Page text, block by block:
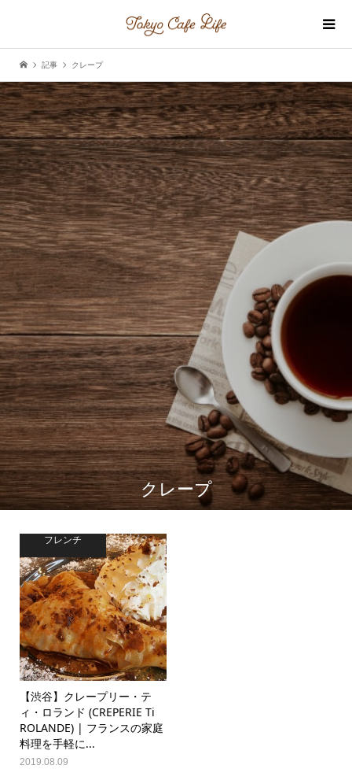
記事 クレープ
クレープ
フレンチ
【渋谷】クレープリー・テ
ィ・ロランド (CREPERIE Ti
ROLANDE) | フランスの家庭
料理を手軽に...
2019.08.09